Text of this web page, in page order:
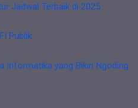
Jadwal Terbaik di 2025
Publik
Informatika yang Bikin Ngoding